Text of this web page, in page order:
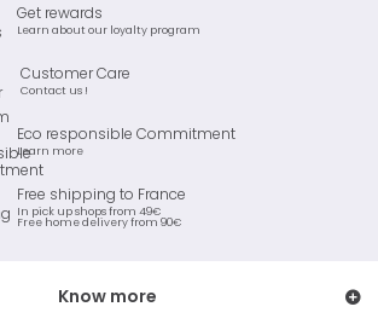
Get rewards
Learn about our loyalty program
Customer Care
Contact us !
Eco responsible Commitment
Learn more
Free shipping to France
In pick up shops from 49€
Free home delivery from 90€
Know more